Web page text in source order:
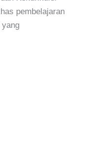
pembelajaran
yang